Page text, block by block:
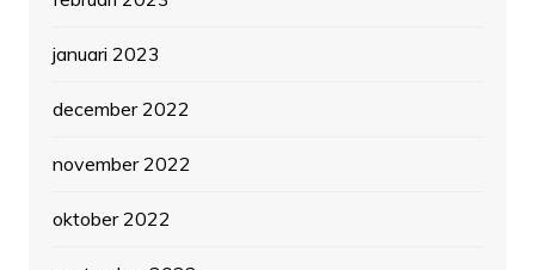
januari 2023
december 2022
november 2022
oktober 2022